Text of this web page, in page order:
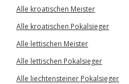
Alle kroatischen Meister
Alle kroatischen Pokalsieger
Alle lettischen Meister
Alle lettischen Pokalsieger
Alle liechtensteiner Pokalsieger